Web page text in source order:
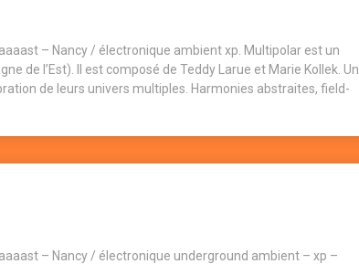
– Nancy / électronique ambient xp. Multipolar est un
de l’Est). Il est composé de Teddy Larue et Marie Kollek. Un
de leurs univers multiples. Harmonies abstraites, field-
– Nancy / électronique underground ambient – xp –